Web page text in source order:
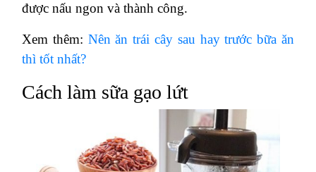
được nấu ngon và thành công.
Xem thêm: Nên ăn trái cây sau hay trước bữa ăn
thì tốt nhất?
Cách làm sữa gạo lứt